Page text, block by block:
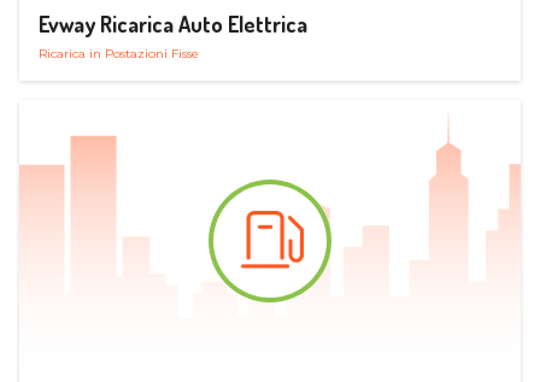
Evway Ricarica Auto Elettrica
Ricarica in Postazioni Fisse